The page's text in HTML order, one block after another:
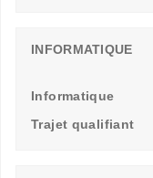
INFORMATIQUE
Informatique
Trajet qualifiant